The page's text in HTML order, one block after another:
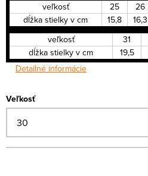
veľkosť 25 26
dĺžka stielky v cm
15,8 16,3
veľkosť
31
dĺžka stielky v cm
19,5
Detailné informácie
Veľkosť